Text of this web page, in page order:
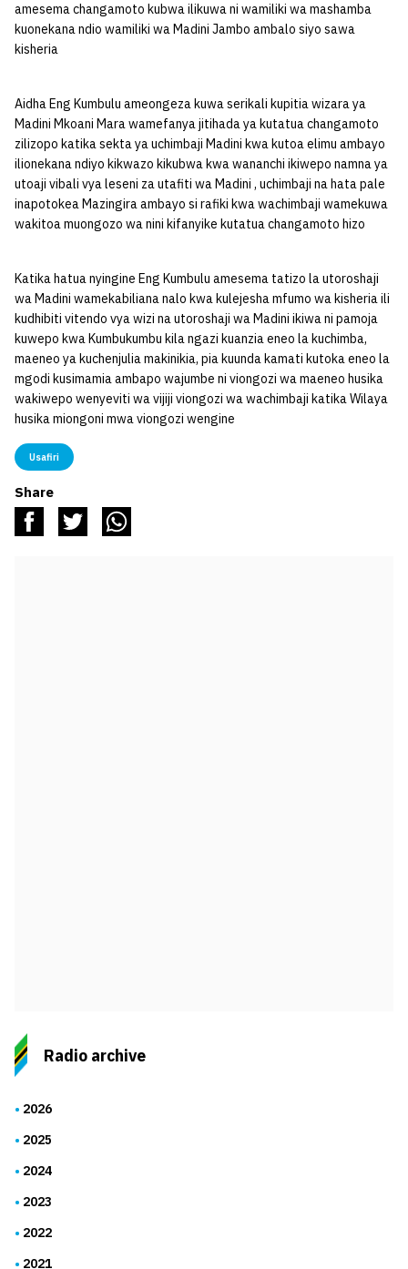
amesema changamoto kubwa ilikuwa ni wamiliki wa mashamba
kuonekana ndio wamiliki wa Madini Jambo ambalo siyo sawa
kisheria
Aidha Eng Kumbulu ameongeza kuwa serikali kupitia wizara ya
Madini Mkoani Mara wamefanya jitihada ya kutatua changamoto
zilizopo katika sekta ya uchimbaji Madini kwa kutoa elimu ambayo
ilionekana ndiyo kikwazo kikubwa kwa wananchi ikiwepo namna ya
utoaji vibali vya leseni za utafiti wa Madini , uchimbaji na hata pale
inapotokea Mazingira ambayo si rafiki kwa wachimbaji wamekuwa
wakitoa muongozo wa nini kifanyike kutatua changamoto hizo
Katika hatua nyingine Eng Kumbulu amesema tatizo la utoroshaji
wa Madini wamekabiliana nalo kwa kulejesha mfumo wa kisheria ili
kudhibiti vitendo vya wizi na utoroshaji wa Madini ikiwa ni pamoja
kuwepo kwa Kumbukumbu kila ngazi kuanzia eneo la kuchimba,
maeneo ya kuchenjulia makinikia, pia kuunda kamati kutoka eneo la
mgodi kusimamia ambapo wajumbe ni viongozi wa maeneo husika
wakiwepo wenyeviti wa vijiji viongozi wa wachimbaji katika Wilaya
husika miongoni mwa viongozi wengine
Usafiri
Share
Radio archive
2026
2025
2024
2023
2022
2021